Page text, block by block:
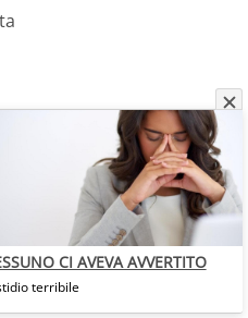
CI AVEVA AVVERTITO
terribile